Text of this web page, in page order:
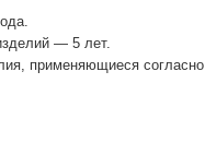
— 5 лет.
применяющиеся согласно